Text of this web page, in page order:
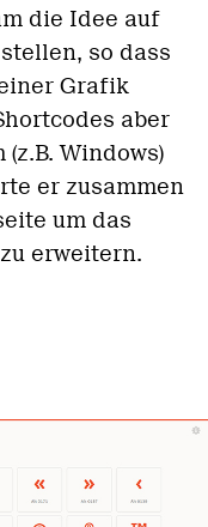
die Idee auf
so dass
Grafik
aber
Windows)
er zusammen
um das
erweitern.